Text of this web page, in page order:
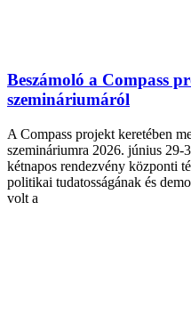
Beszámoló a Compass
szemináriumáról
A Compass projekt keretében
szemináriumra 2026. június 29-
kétnapos rendezvény központi
politikai tudatosságának és
volt a